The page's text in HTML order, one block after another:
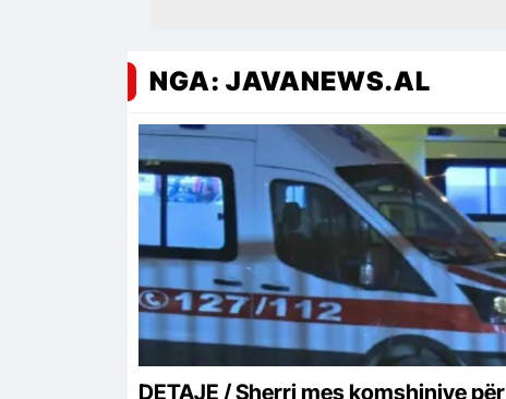
NGA: JAVANEWS.AL
DETAJE / Sherri mes komshinjve për